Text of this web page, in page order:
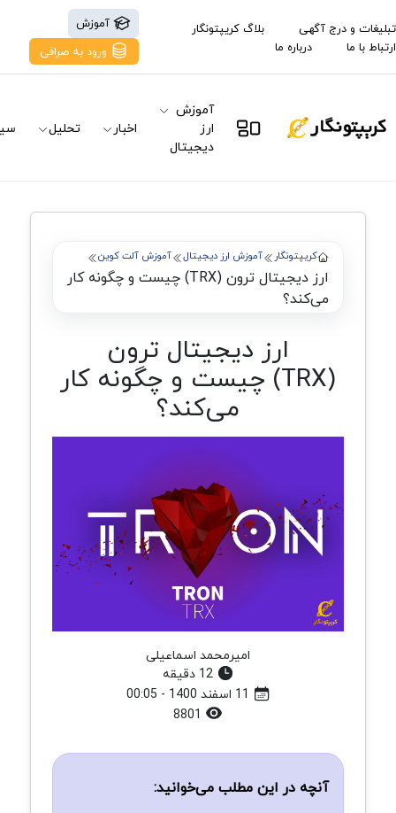
تبلیغات و درج آگهی
بلاگ کریپتونگار
ارتباط با ما
درباره ما
آموزش
ورود به صرافی
آموزش
ارز
دیجیتال
اخبار تحلیل
کریپتونگار آموزش ارز دیجیتال آموزش آلت کوین
ارز دیجیتال ترون (TRX) چیست و چگونه کار
می‌کند؟
ارز دیجیتال ترون
(TRX) چیست و چگونه کار
می‌کند؟
امیرمحمد اسماعیلی
12 دقیقه
آنچه در این مطلب می‌خوانید: